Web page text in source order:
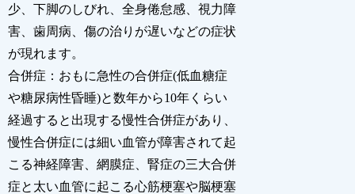
少、下脚のしびれ、全身倦怠感、視力障
害、歯周病、傷の治りが遅いなどの症状
が現れます。
合併症：おもに急性の合併症(低血糖症
や糖尿病性昏睡)と数年から10年くらい
経過すると出現する慢性合併症があり、
慢性合併症には細い血管が障害されて起
こる神経障害、網膜症、腎症の三大合併
症と太い血管に起こる心筋梗塞や脳梗塞